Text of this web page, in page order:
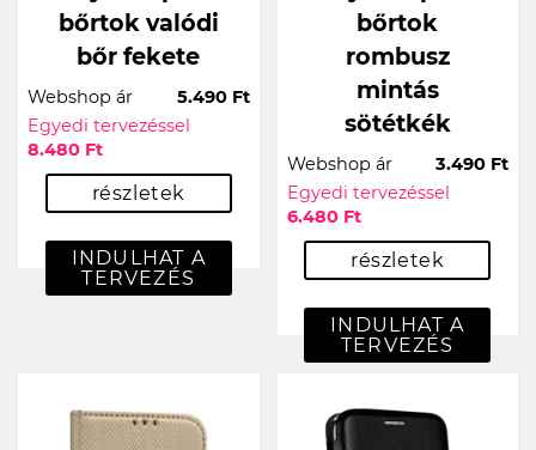
bőrtok valódi
bőr fekete
Webshop ár
5.490 Ft
Egyedi tervezéssel
8.480 Ft
részletek
INDULHAT A
TERVEZÉS
bőrtok
rombusz
mintás
sötétkék
Webshop ár
3.490 Ft
Egyedi tervezéssel
6.480 Ft
részletek
INDULHAT A
TERVEZÉS